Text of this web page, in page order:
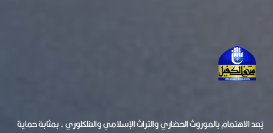
يُعد الاهتمام بالموروث الحضاري والتراث الإسلامي والفلكلوري ، بمثابة حماية